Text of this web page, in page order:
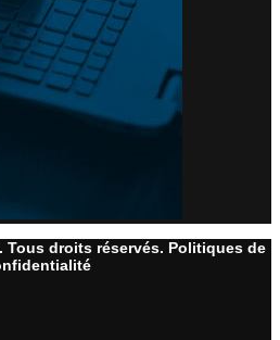
Tous droits réservés. Politiques de